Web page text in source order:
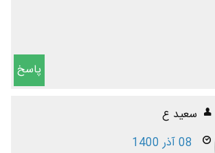
پاسخ
سعید ع
08 آذر 1400